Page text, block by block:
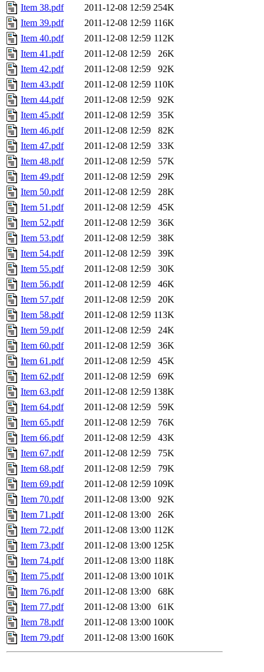
Item 38.pdf
2011-12-08 12:59 254K
Item 39.pdf
2011-12-08 12:59 116K
Item 40.pdf
2011-12-08 12:59 112K
Item 41.pdf
2011-12-08 12:59
26K
Item 42.pdf
2011-12-08 12:59
92K
Item 43.pdf
2011-12-08 12:59 110K
Item 44.pdf
2011-12-08 12:59
92K
Item 45.pdf
2011-12-08 12:59
35K
Item 46.pdf
2011-12-08 12:59
82K
Item 47.pdf
2011-12-08 12:59
33K
Item 48.pdf
2011-12-08 12:59
57K
Item 49.pdf
2011-12-08 12:59
29K
Item 50.pdf
2011-12-08 12:59
28K
Item 51.pdf
2011-12-08 12:59
45K
Item 52.pdf
2011-12-08 12:59
36K
Item 53.pdf
2011-12-08 12:59
38K
Item 54.pdf
2011-12-08 12:59
39K
Item 55.pdf
2011-12-08 12:59
30K
Item 56.pdf
2011-12-08 12:59
46K
Item 57.pdf
2011-12-08 12:59
20K
Item 58.pdf
2011-12-08 12:59 113K
Item 59.pdf
2011-12-08 12:59
24K
Item 60.pdf
2011-12-08 12:59
36K
Item 61.pdf
2011-12-08 12:59
45K
Item 62.pdf
2011-12-08 12:59
69K
Item 63.pdf
2011-12-08 12:59 138K
Item 64.pdf
2011-12-08 12:59
59K
Item 65.pdf
2011-12-08 12:59
76K
Item 66.pdf
2011-12-08 12:59
43K
Item 67.pdf
2011-12-08 12:59
75K
Item 68.pdf
2011-12-08 12:59
79K
Item 69.pdf
2011-12-08 12:59 109K
Item 70.pdf
2011-12-08 13:00
92K
Item 71.pdf
2011-12-08 13:00
26K
Item 72.pdf
2011-12-08 13:00 112K
Item 73.pdf
2011-12-08 13:00 125K
Item 74.pdf
2011-12-08 13:00 118K
Item 75.pdf
2011-12-08 13:00 101K
Item 76.pdf
2011-12-08 13:00
68K
Item 77.pdf
2011-12-08 13:00
61K
Item 78.pdf
2011-12-08 13:00 100K
Item 79.pdf
2011-12-08 13:00 160K